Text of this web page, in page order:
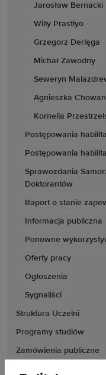
Jarosław Bernacki
Willy Prastiyo
Grzegorz Derlęga
Michał Zawodny
Seweryn
Agnieszka
Kornelia
Postępowania
Postępowania
Sprawozdania
Doktorantów
Raport o stanie
Informacja publiczna
Ponowne
Oferty pracy
Ogłoszenia
Sygnaliści
Struktura Uczelni
Programy studiów
Zamówienia publiczne